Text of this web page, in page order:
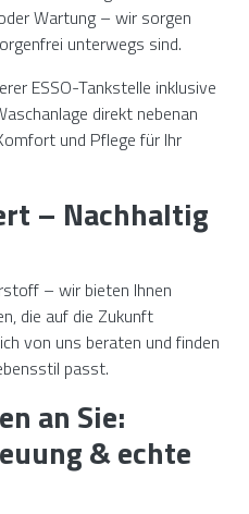
Wartung – wir sorgen
unterwegs sind.
ESSO-Tankstelle inklusive
direkt nebenan
und Pflege für Ihr
– Nachhaltig
– wir bieten Ihnen
die auf die Zukunft
von uns beraten und finden
passt.
an Sie:
& echte